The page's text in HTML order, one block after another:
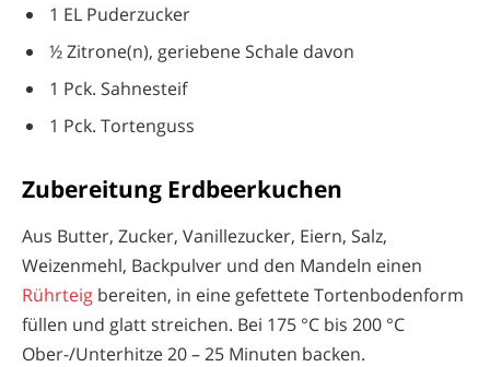
1 EL Puderzucker
½ Zitrone(n), geriebene Schale davon
1 Pck. Sahnesteif
1 Pck. Tortenguss
Zubereitung Erdbeerkuchen
Aus Butter, Zucker, Vanillezucker, Eiern, Salz,
Weizenmehl, Backpulver und den Mandeln einen
Rührteig bereiten, in eine gefettete Tortenbodenform
füllen und glatt streichen. Bei 175 °C bis 200 °C
Ober-/Unterhitze 20 – 25 Minuten backen.